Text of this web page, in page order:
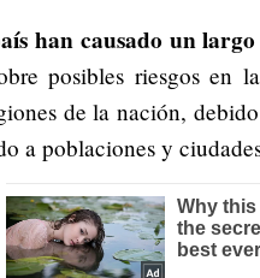
han causado un
posibles riesgos en
de la nación,
a poblaciones y